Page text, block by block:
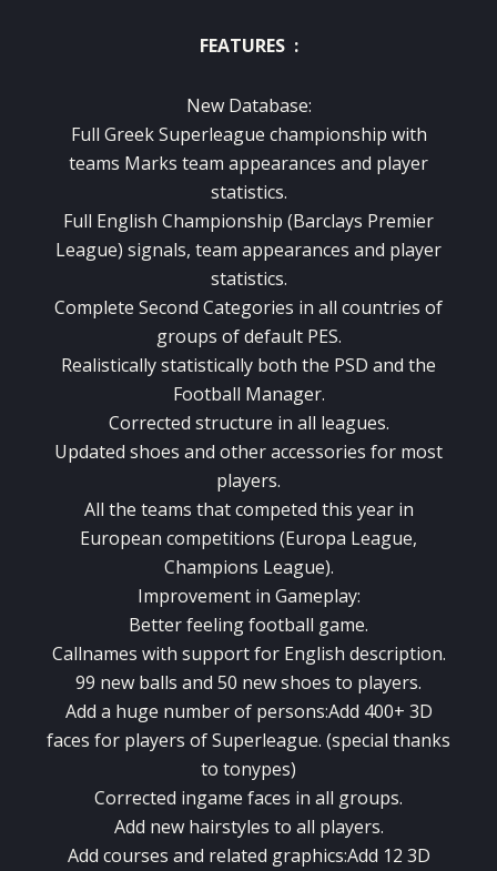
FEATURES :
New Database:
Full Greek Superleague championship with
teams Marks team appearances and player
statistics.
Full English Championship (Barclays Premier
League) signals, team appearances and player
statistics.
Complete Second Categories in all countries of
groups of default PES.
Realisticallystatistically both the PSD and the
Football Manager.
Corrected structure in all leagues.
Updated shoes and otheraccessories for most
players.
All the teams that competed this year in
European competitions (Europa League,
Champions League).
Improvement in Gameplay:
Betterfeelingfootball game.
Callnames with support for English description.
99 new balls and 50 new shoes to players.
Add a huge number of persons:Add 400+ 3D
faces for players ofSuperleague. (special thanks
to tonypes)
Corrected ingame faces in all groups.
Add new hairstyles to all players.
Add courses and related graphics:Add 12 3D